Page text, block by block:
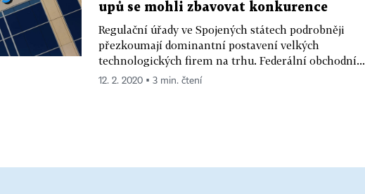
upů se mohli zbavovat konkurence
Regulační úřady ve Spojených státech podrobněji
přezkoumají dominantní postavení velkých
technologických firem na trhu. Federální obchodní...
12. 2. 2020 ▪ 3 min. čtení